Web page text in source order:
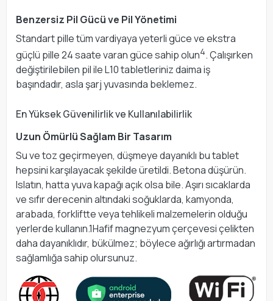
Benzersiz Pil Gücü ve Pil Yönetimi
Standart pille tüm vardiyaya yeterli güce ve ekstra
güçlü pille 24 saate varan güce sahip olun4. Çalışırken
değiştirilebilen pil ile L10 tabletleriniz daima iş
başındadır, asla şarj yuvasında beklemez.
En Yüksek Güvenilirlik ve Kullanılabilirlik
Uzun Ömürlü Sağlam Bir Tasarım
Su ve toz geçirmeyen, düşmeye dayanıklı bu tablet
hepsini karşılayacak şekilde üretildi. Betona düşürün.
Islatın, hatta yuva kapağı açık olsa bile. Aşırı sıcaklarda
ve sıfır derecenin altındaki soğuklarda, kamyonda,
arabada, forkliftte veya tehlikeli malzemelerin olduğu
yerlerde kullanın.1Hafif magnezyum çerçevesi çelikten
daha dayanıklıdır, bükülmez; böylece ağırlığı artırmadan
sağlamlığa sahip olursunuz.